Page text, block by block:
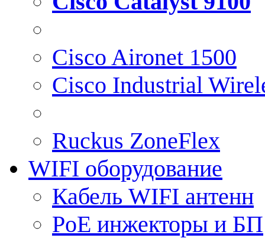
Cisco Aironet 1500
Cisco Industrial
Ruckus ZoneFlex
WIFI оборудование
Кабель WIFI антенн
PoE инжекторы и БП